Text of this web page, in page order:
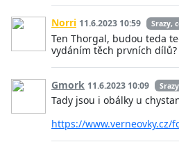
Norri 11.6.2023 10:59 Srazy,
Ten Thorgal, budou teda
vydáním těch prvních dílů?
Gmork 11.6.2023 10:09
Tady jsou i obálky u
https://www.verneovky.cz/